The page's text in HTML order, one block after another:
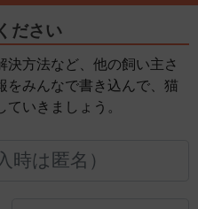
ださい
決方法など、他の飼い主さ
をみんなで書き込んで、猫
いきましょう。